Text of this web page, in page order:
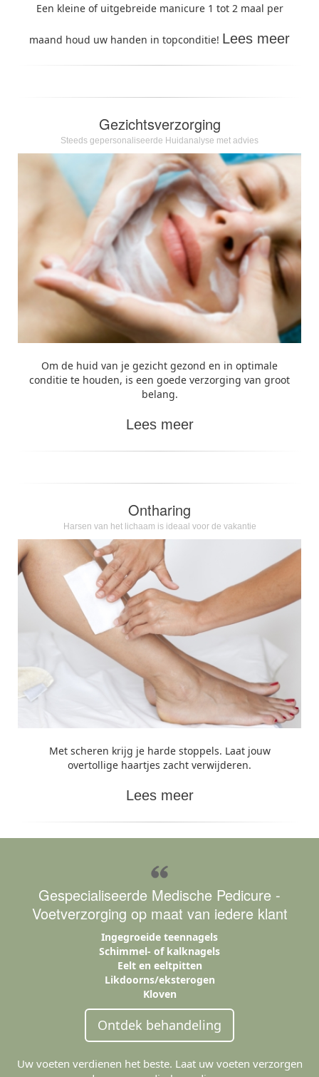
Een kleine of uitgebreide manicure 1 tot 2 maal per
maand houd uw handen in topconditie! Lees meer
Gezichtsverzorging
Steeds gepersonaliseerde Huidanalyse met advies
Om de huid van je gezicht gezond en in optimale
conditie te houden, is een goede verzorging van groot
belang.
Lees meer
Ontharing
Harsen van het lichaam is ideaal voor de vakantie
Met scheren krijg je harde stoppels. Laat jouw
overtollige haartjes zacht verwijderen.
Lees meer
Gespecialiseerde Medische Pedicure -
Voetverzorging op maat van iedere klant
Ingegroeide teennagels
Schimmel- of kalknagels
Eelt en eeltpitten
Likdoorns/eksterogen
Kloven
Ontdek behandeling
Uw voeten verdienen het beste. Laat uw voeten verzorgen